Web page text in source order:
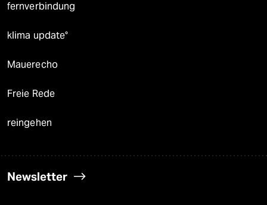
fernverbindung
klima update°
Mauerecho
Freie Rede
reingehen
Newsletter